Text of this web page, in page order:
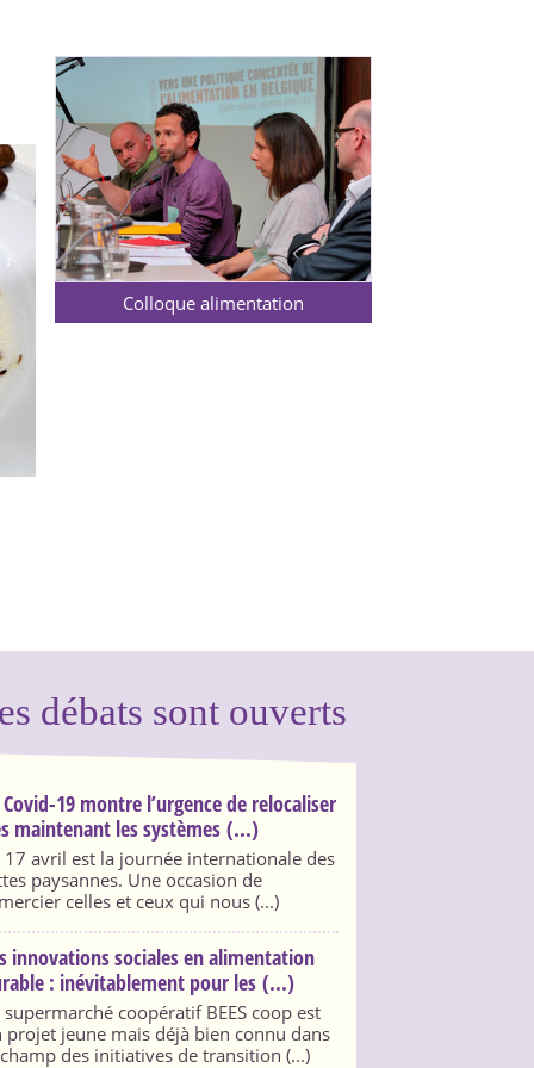
Colloque alimentation
débats sont ouverts
Covid-19 montre l’urgence de relocaliser
maintenant les systèmes (...)
17 avril est la journée internationale des
paysannes. Une occasion de
celles et ceux qui nous (...)
innovations sociales en alimentation
: inévitablement pour les (...)
supermarché coopératif BEES coop est
projet jeune mais déjà bien connu dans
des initiatives de transition (...)